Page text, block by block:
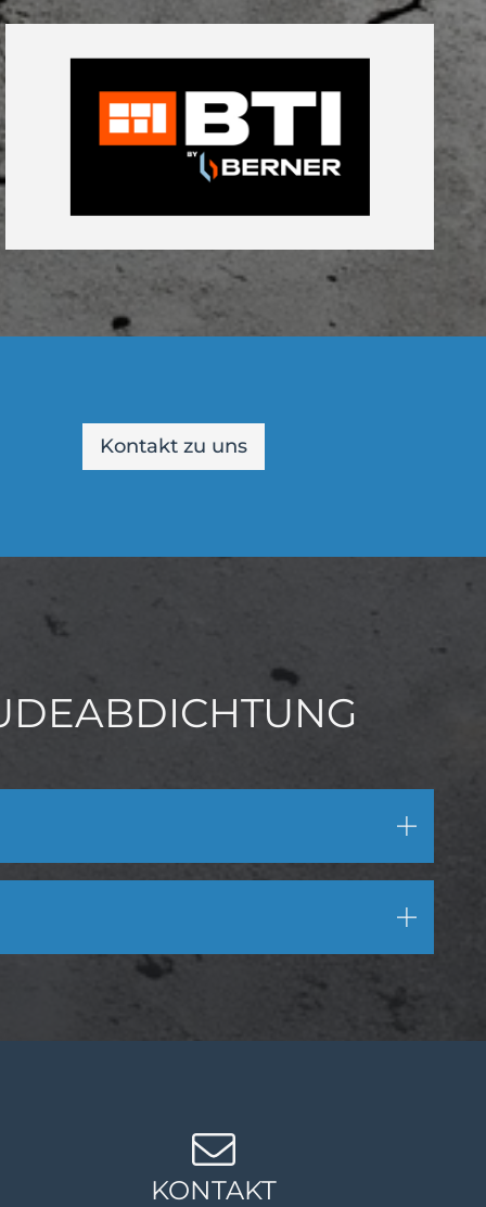
Kontakt zu uns
KONTAKT